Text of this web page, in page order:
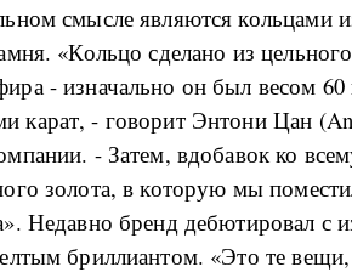
смысле являются кольцами
«Кольцо сделано из
- изначально он был весом
- говорит Энтони Цан
- Затем, вдобавок ко
золота, в которую мы
Недавно бренд дебютировал с
бриллиантом. «Это те